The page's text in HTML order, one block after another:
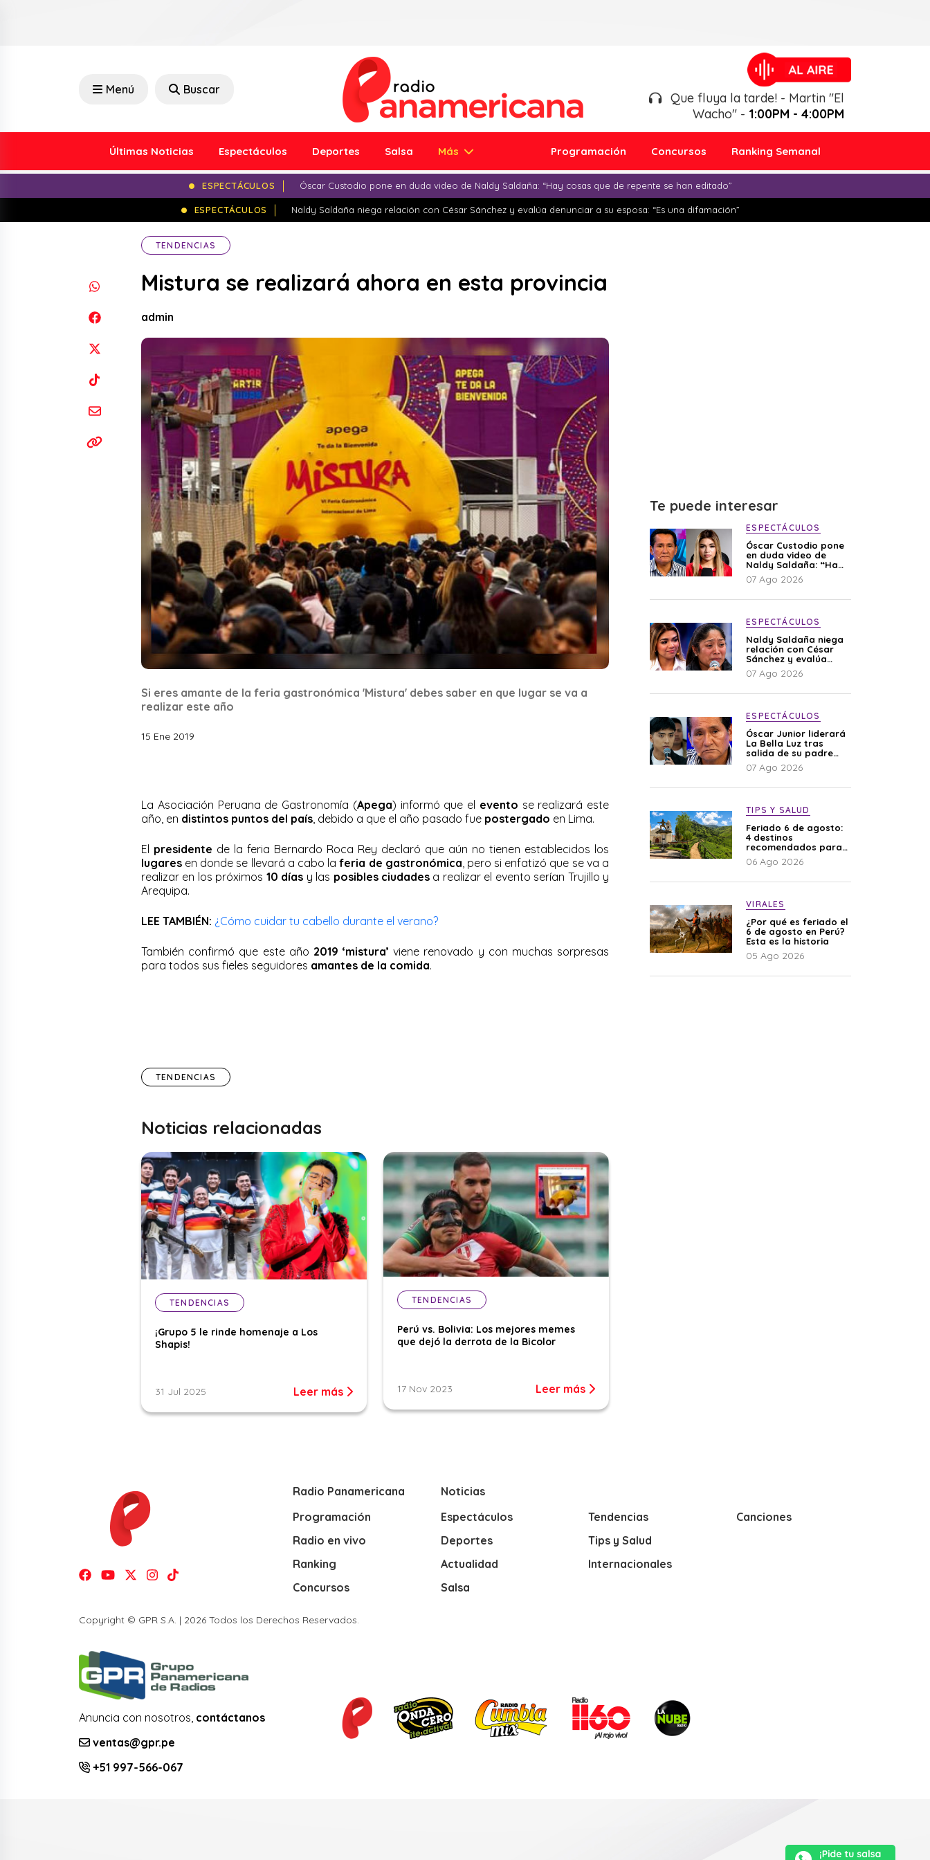
Menú Buscar
Que fluya la tarde! - Martin "El
Wacho" - 1:00PM - 4:00PM
Últimas Noticias Espectáculos Deportes Salsa Más Programación Concursos Ranking Semanal
ESPECTÁCULOS Óscar Custodio pone en duda video de Naldy Saldaña: “Hay cosas que de repente se han editado”
ESPECTÁCULOS Naldy Saldaña niega relación con César Sánchez y evalúa denunciar a su esposa: “Es una difamación”
TENDENCIAS
Mistura se realizará ahora en esta provincia
admin
Si eres amante de la feria gastronómica 'Mistura' debes saber en que lugar se va a
realizar este año
15 Ene 2019
La Asociación Peruana de Gastronomía (Apega) informó que el evento se realizará este
año, en distintos puntos del país , debido a que el año pasado fue postergado en Lima.
El presidente de la feria Bernardo Roca Rey declaró que aún no tienen establecidos los
lugares en donde se llevará a cabo laferia de gastronómica , pero si enfatizó que se va a
realizar en los próximos 10 días y las posibles ciudadesa realizar el evento serían Trujillo y
Arequipa.
LEE TAMBIÉN: ¿Cómo cuidar tu cabello durante el verano?
También confirmó que este año 2019 ‘mistura’ viene renovado y con muchas sorpresas
para todos sus fieles seguidores amantes de la comida.
TENDENCIAS
Noticias relacionadas
TENDENCIAS
¡Grupo 5 le rinde homenaje a Los
Shapis!
31 Jul 2025 Leer más
TENDENCIAS
Perú vs. Bolivia: Los mejores memes
que dejó la derrota de la Bicolor
17 Nov 2023 Leer más
Te puede interesar
ESPECTÁCULOS
Óscar Custodio pone
en duda video de
Naldy Saldaña: “Hay
cosas que de repente
se han editado”
07 Ago 2026
ESPECTÁCULOS
Naldy Saldaña niega
relación con César
Sánchez y evalúa
denunciar a su
esposa: “Es una
07 Ago 2026
ESPECTÁCULOS
Óscar Junior liderará
La Bella Luz tras
salida de su padre
por polémica con
Naldy Saldaña
07 Ago 2026
TIPS Y SALUD
Feriado 6 de agosto:
4 destinos
recomendados para
disfrutar el descanso
06 Ago 2026
VIRALES
¿Por qué es feriado el
6 de agosto en Perú?
Esta es la historia
05 Ago 2026
Radio Panamericana
Programación
Radio en vivo
Ranking
Concursos
Noticias
Espectáculos
Deportes
Actualidad
Salsa
Tendencias
Tips y Salud
Internacionales
Canciones
Copyright © GPR S.A. | 2026 Todos los Derechos Reservados.
Anuncia con nosotros, contáctanos
ventas@gpr.pe
+51 997-566-067